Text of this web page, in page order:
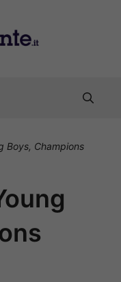
Boys, Champions